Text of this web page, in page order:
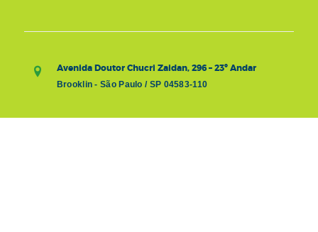
Avenida Doutor Chucri Zaidan, 296 – 23º Andar
Brooklin - São Paulo / SP 04583-110